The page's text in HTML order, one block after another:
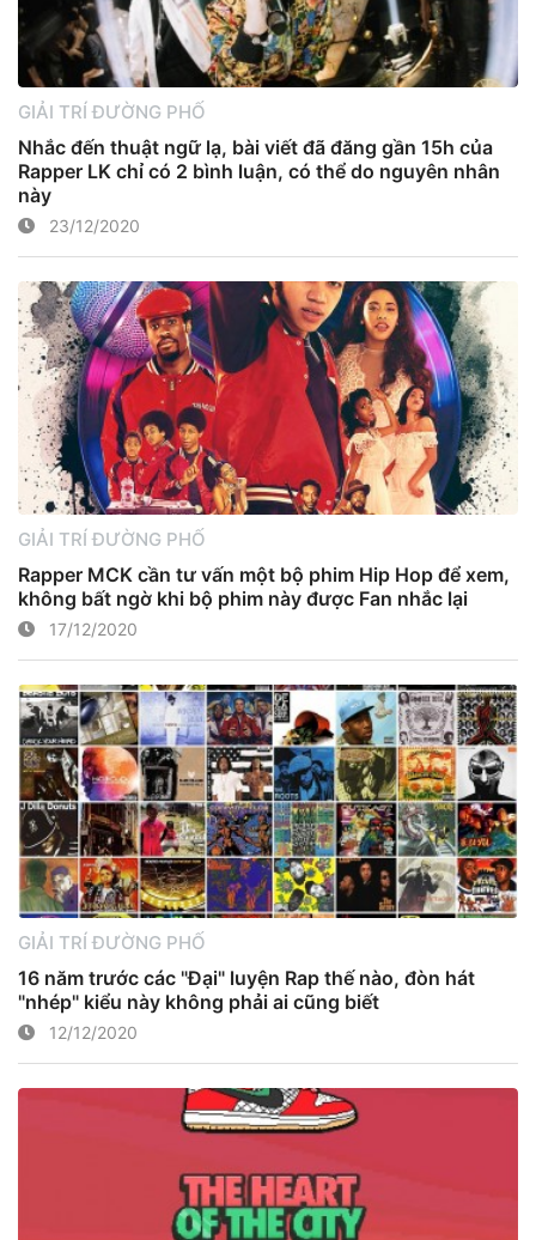
GIẢI TRÍ ĐƯỜNG PHỐ
Nhắc đến thuật ngữ lạ, bài viết đã đăng gần 15h của
Rapper LK chỉ có 2 bình luận, có thể do nguyên nhân
này
23/12/2020
GIẢI TRÍ ĐƯỜNG PHỐ
Rapper MCK cần tư vấn một bộ phim Hip Hop để xem,
không bất ngờ khi bộ phim này được Fan nhắc lại
17/12/2020
GIẢI TRÍ ĐƯỜNG PHỐ
16 năm trước các "Đại" luyện Rap thế nào, đòn hát
"nhép" kiểu này không phải ai cũng biết
12/12/2020